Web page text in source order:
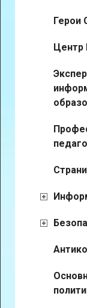
Герои
Центр